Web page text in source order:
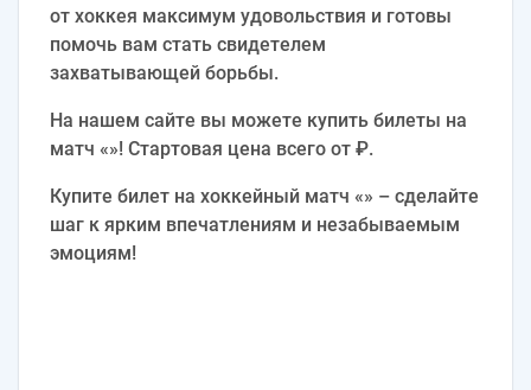
от хоккея максимум удовольствия и готовы
помочь вам стать свидетелем
захватывающей борьбы.
На нашем сайте вы можете купить билеты на
матч «»! Стартовая цена всего от ₽.
Купите билет на хоккейный матч «» – сделайте
шаг к ярким впечатлениям и незабываемым
эмоциям!